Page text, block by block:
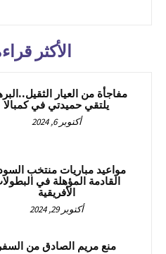
الأكثر
مفاجأة من العيار
يلتقي حميدتي في كمبالا
أكتوبر 6, 2024
مواعيد مباريات منتخب
القادمة المؤهلة في
الأفريقية
أكتوبر 29, 2024
منع مريم الصادق من السفر